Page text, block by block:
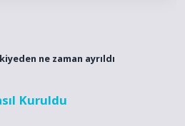
ne zaman ayrıldı
Kuruldu